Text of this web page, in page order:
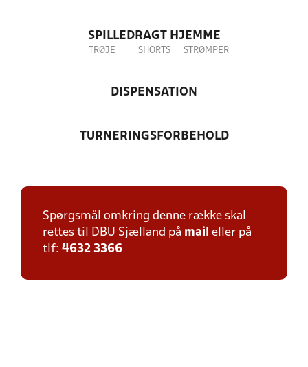
SPILLEDRAGT HJEMME
TRØJE SHORTS STRØMPER
DISPENSATION
TURNERINGSFORBEHOLD
Spørgsmål omkring denne række skal
rettes til DBU Sjælland på mail eller på
tlf: 4632 3366